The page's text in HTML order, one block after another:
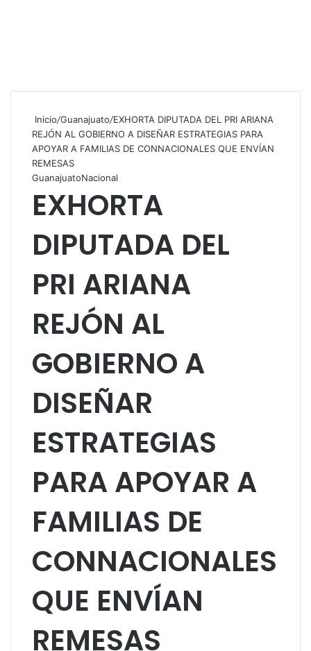
Inicio/Guanajuato/EXHORTA DIPUTADA DEL PRI ARIANA
REJÓN AL GOBIERNO A DISEÑAR ESTRATEGIAS PARA
APOYAR A FAMILIAS DE CONNACIONALES QUE ENVÍAN
REMESAS
GuanajuatoNacional
EXHORTA
DIPUTADA DEL
PRI ARIANA
REJÓN AL
GOBIERNO A
DISEÑAR
ESTRATEGIAS
PARA APOYAR A
FAMILIAS DE
CONNACIONALES
QUE ENVÍAN
REMESAS